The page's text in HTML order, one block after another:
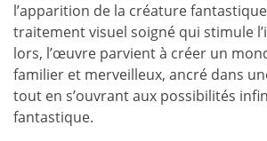
l’apparition de la créature
traitement visuel soigné qui stimule
lors, l’œuvre parvient à créer un
familier et merveilleux, ancré dans
tout en s’ouvrant aux possibilités
fantastique.